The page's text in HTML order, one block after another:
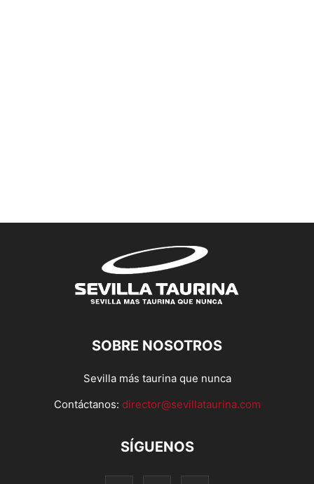
SOBRE NOSOTROS
Sevilla más taurina que nunca
Contáctanos: director@sevillataurina.com
SÍGUENOS